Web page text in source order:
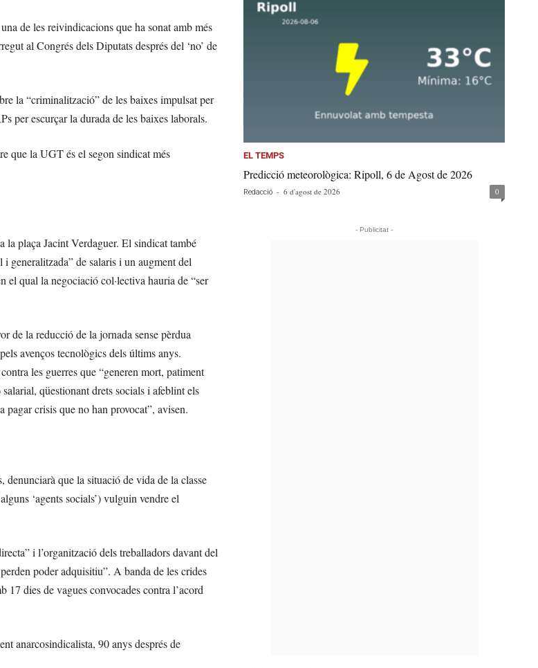
de les reivindicacions que ha sonat amb més
al Congrés dels Diputats després del ‘no’ de
la “criminalització” de les baixes impulsat per
per escurçar la durada de les baixes laborals.
que la UGT és el segon sindicat més
la plaça Jacint Verdaguer. El sindicat també
generalitzada” de salaris i un augment del
el qual la negociació col·lectiva hauria de “ser
de la reducció de la jornada sense pèrdua
avenços tecnològics dels últims anys.
les guerres que “generen mort, patiment
qüestionant drets socials i afeblint els
crisis que no han provocat”, avisen.
que la situació de vida de la classe
‘agents socials’) vulguin vendre el
i l’organització dels treballadors davant del
poder adquisitiu”. A banda de les crides
17 dies de vagues convocades contra l’acord
anarcosindicalista, 90 anys després de
EL TEMPS
Predicció meteorològica: Ripoll, 6 de Agost de 2026
Redacció - 6 d'agost de 2026 0
- Publicitat -